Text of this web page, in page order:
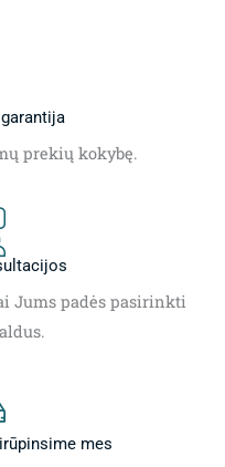
prekių kokybę.
Jums padės pasirinkti
mes